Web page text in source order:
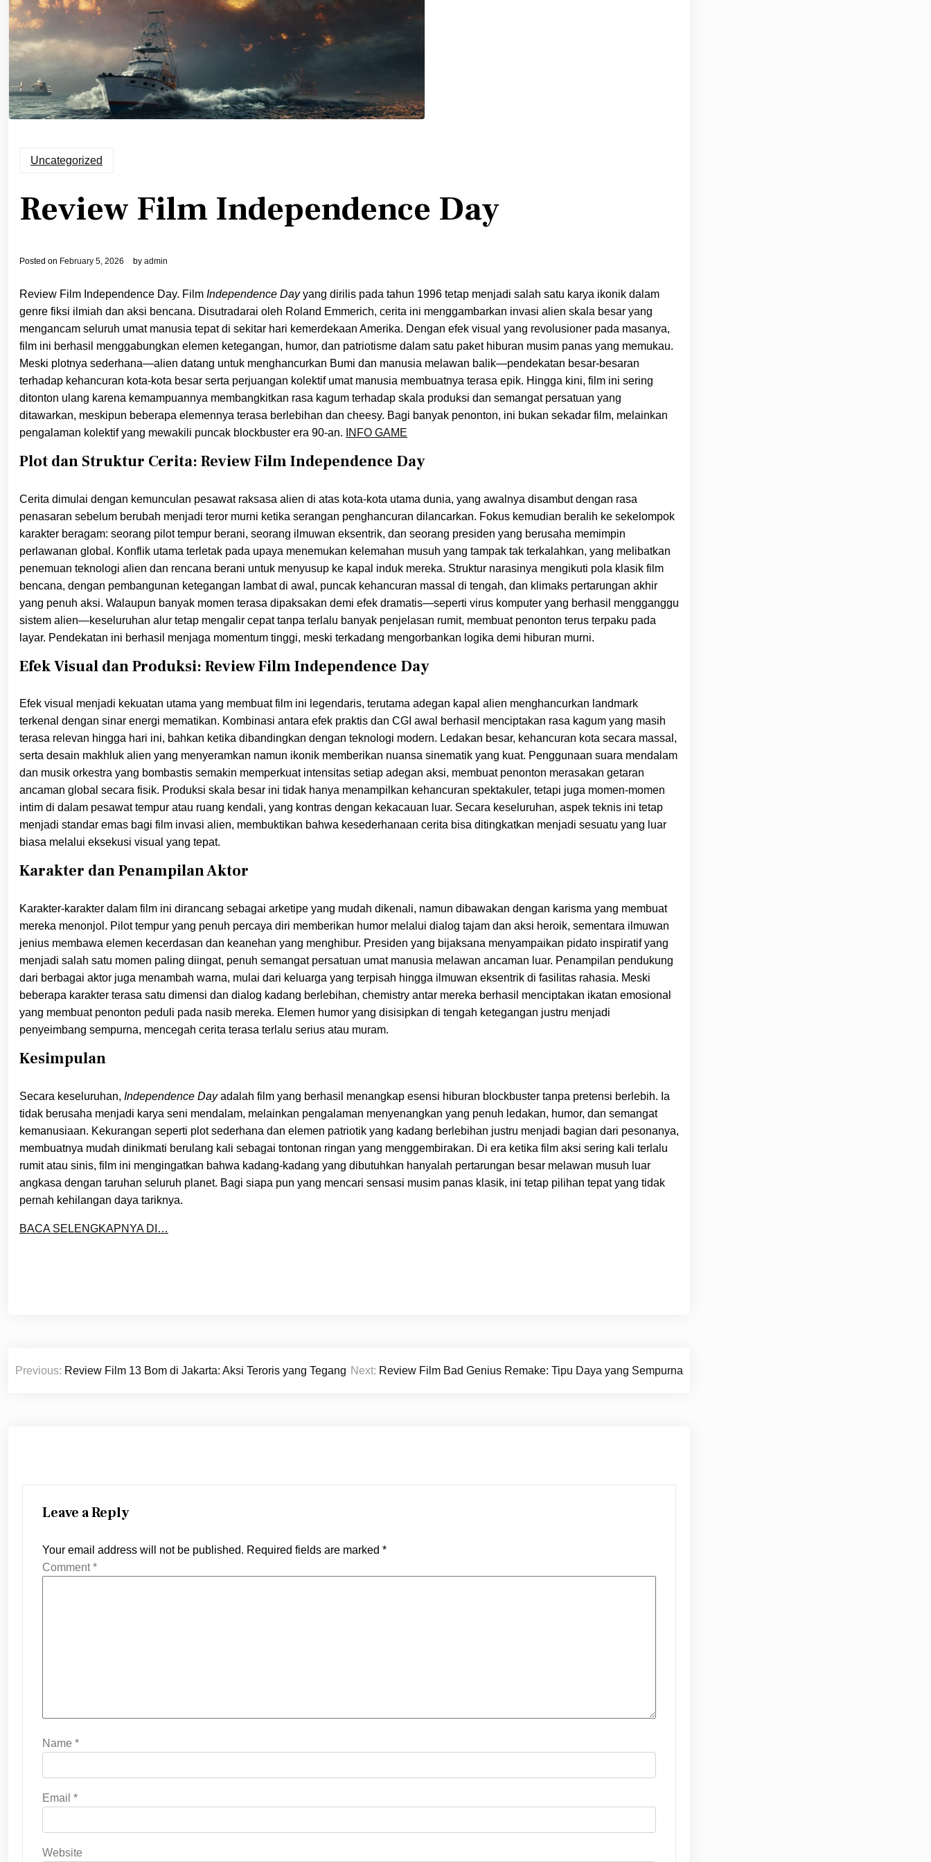
Uncategorized
Review Film Independence Day
Posted on February 5, 2026 by admin
Review Film Independence Day. Film Independence Dayyang dirilis pada tahun 1996 tetap menjadi salah satu karya ikonik dalam
genre fiksi ilmiah dan aksi bencana. Disutradarai oleh Roland Emmerich, cerita ini menggambarkan invasi alien skala besar yang
mengancam seluruh umat manusia tepat di sekitar hari kemerdekaan Amerika. Dengan efek visual yang revolusioner pada masanya,
film ini berhasil menggabungkan elemen ketegangan, humor, dan patriotisme dalam satu paket hiburan musim panas yang memukau.
Meski plotnya sederhana—alien datang untuk menghancurkan Bumi dan manusia melawan balik—pendekatan besar-besaran
terhadap kehancuran kota-kota besar serta perjuangan kolektif umat manusia membuatnya terasa epik. Hingga kini, film ini sering
ditonton ulang karena kemampuannya membangkitkan rasa kagum terhadap skala produksi dan semangat persatuan yang
ditawarkan, meskipun beberapa elemennya terasa berlebihan dan cheesy. Bagi banyak penonton, ini bukan sekadar film, melainkan
pengalaman kolektif yang mewakili puncak blockbuster era 90-an.
INFO GAME
Plot dan Struktur Cerita: Review Film Independence Day
Cerita dimulai dengan kemunculan pesawat raksasa alien di atas kota-kota utama dunia, yang awalnya disambut dengan rasa
penasaran sebelum berubah menjadi teror murni ketika serangan penghancuran dilancarkan. Fokus kemudian beralih ke sekelompok
karakter beragam: seorang pilot tempur berani, seorang ilmuwan eksentrik, dan seorang presiden yang berusaha memimpin
perlawanan global. Konflik utama terletak pada upaya menemukan kelemahan musuh yang tampak tak terkalahkan, yang melibatkan
penemuan teknologi alien dan rencana berani untuk menyusup ke kapal induk mereka. Struktur narasinya mengikuti pola klasik film
bencana, dengan pembangunan ketegangan lambat di awal, puncak kehancuran massal di tengah, dan klimaks pertarungan akhir
yang penuh aksi. Walaupun banyak momen terasa dipaksakan demi efek dramatis—seperti virus komputer yang berhasil mengganggu
sistem alien—keseluruhan alur tetap mengalir cepat tanpa terlalu banyak penjelasan rumit, membuat penonton terus terpaku pada
layar. Pendekatan ini berhasil menjaga momentum tinggi, meski terkadang mengorbankan logika demi hiburan murni.
Efek Visual dan Produksi: Review Film Independence Day
Efek visual menjadi kekuatan utama yang membuat film ini legendaris, terutama adegan kapal alien menghancurkan landmark
terkenal dengan sinar energi mematikan. Kombinasi antara efek praktis dan CGI awal berhasil menciptakan rasa kagum yang masih
terasa relevan hingga hari ini, bahkan ketika dibandingkan dengan teknologi modern. Ledakan besar, kehancuran kota secara massal,
serta desain makhluk alien yang menyeramkan namun ikonik memberikan nuansa sinematik yang kuat. Penggunaan suara mendalam
dan musik orkestra yang bombastis semakin memperkuat intensitas setiap adegan aksi, membuat penonton merasakan getaran
ancaman global secara fisik. Produksi skala besar ini tidak hanya menampilkan kehancuran spektakuler, tetapi juga momen-momen
intim di dalam pesawat tempur atau ruang kendali, yang kontras dengan kekacauan luar. Secara keseluruhan, aspek teknis ini tetap
menjadi standar emas bagi film invasi alien, membuktikan bahwa kesederhanaan cerita bisa ditingkatkan menjadi sesuatu yang luar
biasa melalui eksekusi visual yang tepat.
Karakter dan Penampilan Aktor
Karakter-karakter dalam film ini dirancang sebagai arketipe yang mudah dikenali, namun dibawakan dengan karisma yang membuat
mereka menonjol. Pilot tempur yang penuh percaya diri memberikan humor melalui dialog tajam dan aksi heroik, sementara ilmuwan
jenius membawa elemen kecerdasan dan keanehan yang menghibur. Presiden yang bijaksana menyampaikan pidato inspiratif yang
menjadi salah satu momen paling diingat, penuh semangat persatuan umat manusia melawan ancaman luar. Penampilan pendukung
dari berbagai aktor juga menambah warna, mulai dari keluarga yang terpisah hingga ilmuwan eksentrik di fasilitas rahasia. Meski
beberapa karakter terasa satu dimensi dan dialog kadang berlebihan, chemistry antar mereka berhasil menciptakan ikatan emosional
yang membuat penonton peduli pada nasib mereka. Elemen humor yang disisipkan di tengah ketegangan justru menjadi
penyeimbang sempurna, mencegah cerita terasa terlalu serius atau muram.
Kesimpulan
Secara keseluruhan, Independence Dayadalah film yang berhasil menangkap esensi hiburan blockbuster tanpa pretensi berlebih. Ia
tidak berusaha menjadi karya seni mendalam, melainkan pengalaman menyenangkan yang penuh ledakan, humor, dan semangat
kemanusiaan. Kekurangan seperti plot sederhana dan elemen patriotik yang kadang berlebihan justru menjadi bagian dari pesonanya,
membuatnya mudah dinikmati berulang kali sebagai tontonan ringan yang menggembirakan. Di era ketika film aksi sering kali terlalu
rumit atau sinis, film ini mengingatkan bahwa kadang-kadang yang dibutuhkan hanyalah pertarungan besar melawan musuh luar
angkasa dengan taruhan seluruh planet. Bagi siapa pun yang mencari sensasi musim panas klasik, ini tetap pilihan tepat yang tidak
pernah kehilangan daya tariknya.
BACA SELENGKAPNYA DI…
navigation
Previous: Review Film 13 Bom di Jakarta: Aksi Teroris yang Tegang Next: Review Film Bad Genius Remake: Tipu Daya yang Sempurna
Leave a Reply
Your email address will not be published. Required fields are marked *
Comment*
Name *
Email *
Website